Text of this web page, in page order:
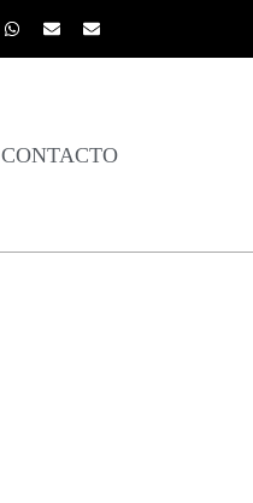
CONTACTO